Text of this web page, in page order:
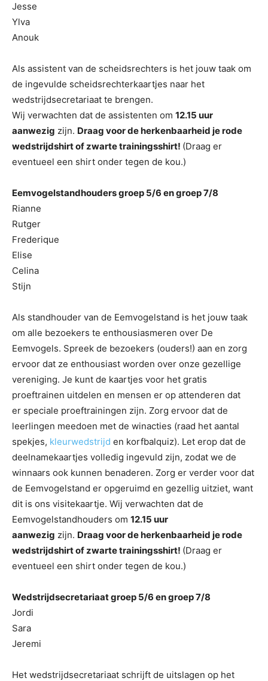
Jesse
Ylva
Anouk
Als assistent van de scheidsrechters is het jouw taak om
de ingevulde scheidsrechterkaartjes naar het
wedstrijdsecretariaat te brengen.
Wij verwachten dat de assistenten om 12.15 uur
aanwezig zijn. Draag voor de herkenbaarheid je rode
wedstrijdshirt of zwarte trainingsshirt! (Draag er
eventueel een shirt onder tegen de kou.)
Eemvogelstandhouders groep 5/6 en groep 7/8
Rianne
Rutger
Frederique
Elise
Celina
Stijn
Als standhouder van de Eemvogelstand is het jouw taak
om alle bezoekers te enthousiasmeren over De
Eemvogels. Spreek de bezoekers (ouders!) aan en zorg
ervoor dat ze enthousiast worden over onze gezellige
vereniging. Je kunt de kaartjes voor het gratis
proeftrainen uitdelen en mensen er op attenderen dat
er speciale proeftrainingen zijn. Zorg ervoor dat de
leerlingen meedoen met de winacties (raad het aantal
spekjes, kleurwedstrijd en korfbalquiz). Let erop dat de
deelnamekaartjes volledig ingevuld zijn, zodat we de
winnaars ook kunnen benaderen. Zorg er verder voor dat
de Eemvogelstand er opgeruimd en gezellig uitziet, want
dit is ons visitekaartje. Wij verwachten dat de
Eemvogelstandhouders om 12.15 uur
aanwezig zijn. Draag voor de herkenbaarheid je rode
wedstrijdshirt of zwarte trainingsshirt! (Draag er
eventueel een shirt onder tegen de kou.)
Wedstrijdsecretariaat groep 5/6 en groep 7/8
Jordi
Sara
Jeremi
Het wedstrijdsecretariaat schrijft de uitslagen op het